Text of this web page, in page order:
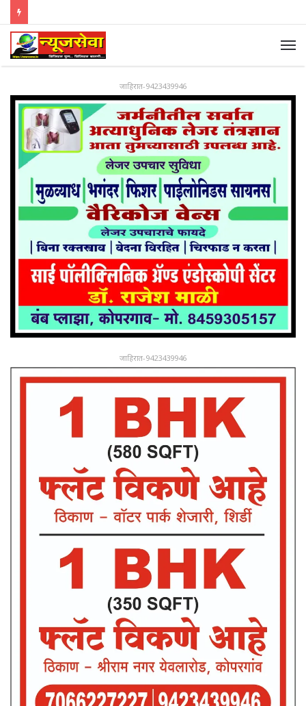
जाहिरात-9423439946
जाहिरात-9423439946